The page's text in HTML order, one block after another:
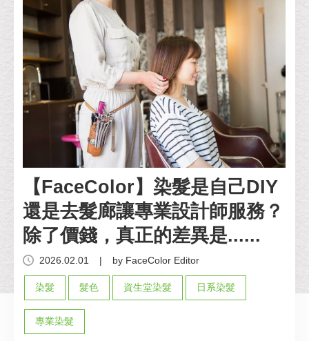
【FaceColor】染髮是自己DIY
還是去髮廊讓專業設計師服務？
除了價錢，真正的差異是......
2026.02.01 | by FaceColor Editor
染髮 髮色 資生堂染髮 日系染髮
專業染髮